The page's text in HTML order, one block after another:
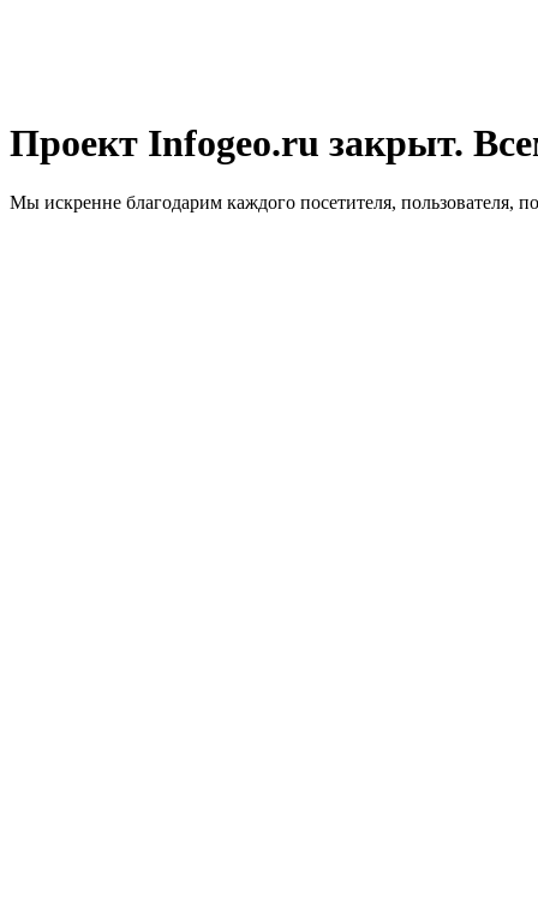
Проект Infogeo.ru закрыт.
Мы искренне благодарим каждого посетителя, пользователя,